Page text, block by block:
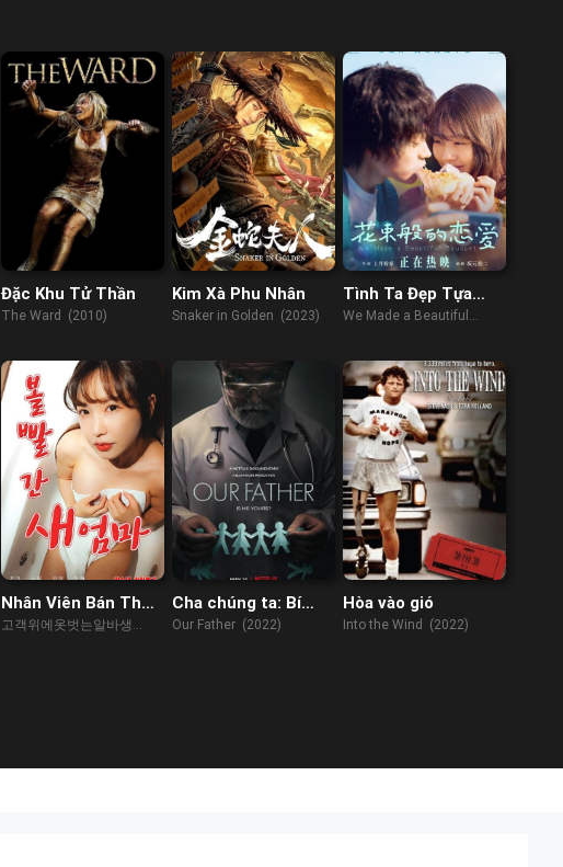
Đặc Khu Tử Thần
The Ward (2010)
Kim Xà Phu Nhân
Snaker in Golden (2023)
Tình Ta Đẹp Tựa
Đóa Hoa
We Made a Beautiful
Nhân Viên Bán Thời
Gian Phục Vụ Khách
고객위에옷벗는알바생
Cha chúng ta: Bí
mật của bác sĩ Cline
Our Father (2022)
Hòa vào gió
Into the Wind (2022)